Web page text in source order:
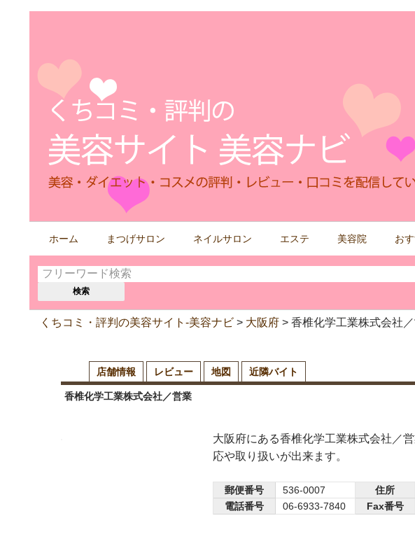
す
る
ホーム まつげサロン ネイルサロン エステ 美容院 お
くちコミ・評判の美容サイト-美容ナビ > 大阪府 > 香椎化学工業株式会社
店舗情報 レビュー 地図 近隣バイト
香椎化学工業株式会社／営業
大阪府にある香椎化学工業株式会社／
応や取り扱いが出来ます。
郵便番号 536-0007 住所
電話番号
06-6933-7840 Fax番号